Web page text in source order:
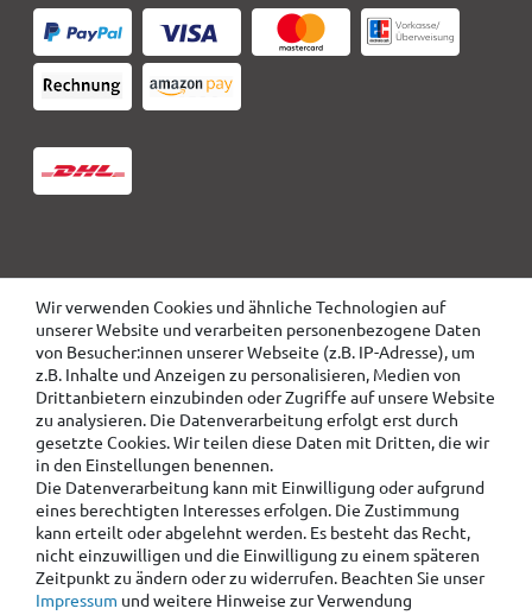
Wir verwenden Cookies und ähnliche Technologien auf
unserer Website und verarbeiten personenbezogene Daten
von Besucher:innen unserer Webseite (z.B. IP-Adresse), um
z.B. Inhalte und Anzeigen zu personalisieren, Medien von
Drittanbietern einzubinden oder Zugriffe auf unsere Website
zu analysieren. Die Datenverarbeitung erfolgt erst durch
gesetzte Cookies. Wir teilen diese Daten mit Dritten, die wir
in den Einstellungen benennen.
Die Datenverarbeitung kann mit Einwilligung oder aufgrund
eines berechtigten Interesses erfolgen. Die Zustimmung
kann erteilt oder abgelehnt werden. Es besteht das Recht,
nicht einzuwilligen und die Einwilligung zu einem späteren
Zeitpunkt zu ändern oder zu widerrufen. Beachten Sie unser
Impressum und weitere Hinweise zur Verwendung